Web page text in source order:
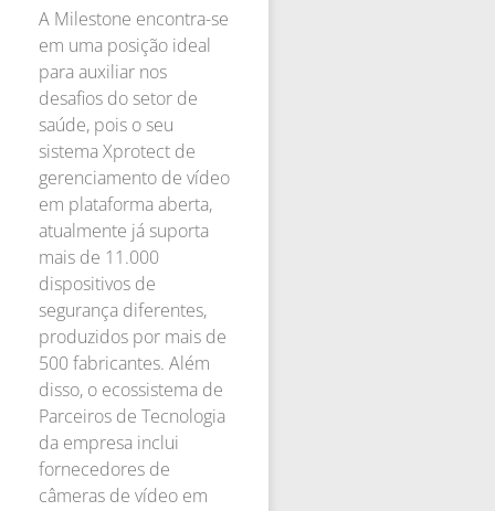
A Milestone encontra-se
em uma posição ideal
para auxiliar nos
desafios do setor de
saúde, pois o seu
sistema Xprotect de
gerenciamento de vídeo
em plataforma aberta,
atualmente já suporta
mais de 11.000
dispositivos de
segurança diferentes,
produzidos por mais de
500 fabricantes. Além
disso, o ecossistema de
Parceiros de Tecnologia
da empresa inclui
fornecedores de
câmeras de vídeo em